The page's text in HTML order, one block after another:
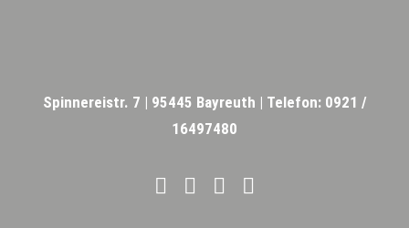
Spinnereistr. 7 | 95445 Bayreuth | Telefon: 0921 /
16497480